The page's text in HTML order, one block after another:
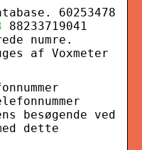
60253478
88233719041
numre.
af Voxmeter
besøgende ved
dette